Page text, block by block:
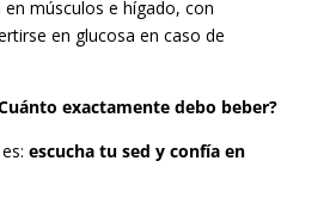
músculos e hígado, con
en glucosa en caso de
exactamente debo beber?
escucha tu sed y confía en